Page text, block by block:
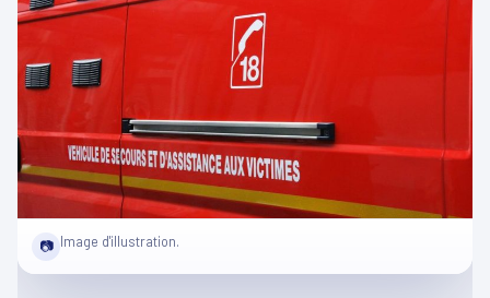
📷 Image d'illustration.